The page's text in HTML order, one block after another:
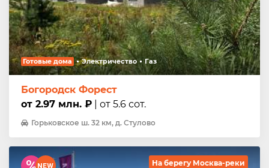
Готовые дома Электричество Газ
Богородск Форест
от 2.97 млн. ₽ | от 5.6 сот.
Горьковское ш. 32 км, д. Стулово
На берегу Москва-реки